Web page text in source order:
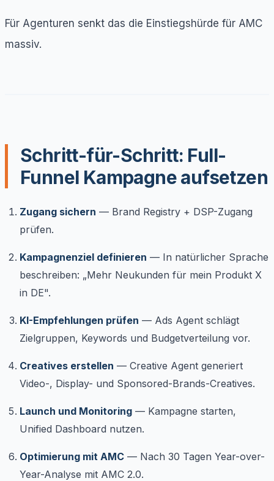
Für Agenturen senkt das die Einstiegshürde für AMC
massiv.
Schritt-für-Schritt: Full-
Funnel Kampagne aufsetzen
Zugang sichern — Brand Registry + DSP-Zugang
prüfen.
Kampagnenziel definieren — In natürlicher Sprache
beschreiben: „Mehr Neukunden für mein Produkt X
in DE".
KI-Empfehlungen prüfen — Ads Agent schlägt
Zielgruppen, Keywords und Budgetverteilung vor.
Creatives erstellen — Creative Agent generiert
Video-, Display- und Sponsored-Brands-Creatives.
Launch und Monitoring — Kampagne starten,
Unified Dashboard nutzen.
Optimierung mit AMC — Nach 30 Tagen Year-over-
Year-Analyse mit AMC 2.0.